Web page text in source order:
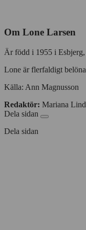
Om Lone Larsen
Är född i 1955 i
Lone är flerfaldigt
Källa: Ann Magnusson
Redaktör: Mariana Lind
Dela sidan
Dela sidan